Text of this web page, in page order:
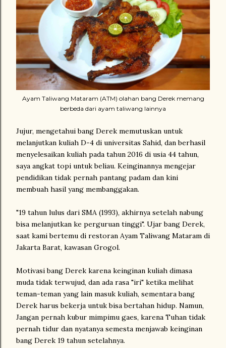
Ayam Taliwang Mataram (ATM) olahan bang Derek memang
berbeda dari ayam taliwang lainnya
Jujur, mengetahui bang Derek memutuskan untuk
melanjutkan kuliah D-4 di universitas Sahid, dan berhasil
menyelesaikan kuliah pada tahun 2016 di usia 44 tahun,
saya angkat topi untuk beliau. Keinginannya mengejar
pendidikan tidak pernah pantang padam dan kini
membuah hasil yang membanggakan.
"19 tahun lulus dari SMA (1993), akhirnya setelah nabung
bisa melanjutkan ke perguruan tinggi". Ujar bang Derek,
saat kami bertemu di restoran Ayam Taliwang Mataram di
Jakarta Barat, kawasan Grogol.
Motivasi bang Derek karena keinginan kuliah dimasa
muda tidak terwujud, dan ada rasa "iri" ketika melihat
teman-teman yang lain masuk kuliah, sementara bang
Derek harus bekerja untuk bisa bertahan hidup. Namun,
Jangan pernah kubur mimpimu gaes, karena Tuhan tidak
pernah tidur dan nyatanya semesta menjawab keinginan
bang Derek 19 tahun setelahnya.